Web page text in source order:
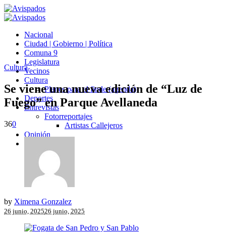
Nacional
Ciudad | Gobierno | Política
Comuna 9
Legislatura
Vecinos
Cultura
Planes para el finde (agenda)
Deportes
Entrevistas
Fotorreportajes
Artistas Callejeros
Opinión
Cultura
Se viene una nueva edición de “Luz de
Fuego” en Parque Avellaneda
360
by Ximena Gonzalez
26 junio, 202526 junio, 2025